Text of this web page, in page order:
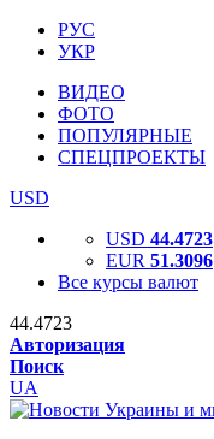
РУС
УКР
ВИДЕО
ФОТО
ПОПУЛЯРНЫЕ
СПЕЦПРОЕКТЫ
USD
USD 44.4723
EUR 51.3096
Все курсы валют
44.4723
Авторизация
Поиск
UA